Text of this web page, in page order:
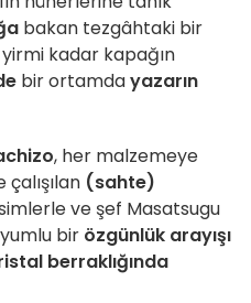
bakan tezgâhtaki bir
kadar kapağın
bir ortamdayazarın
, her malzemeye
(sahte)
ve şef Masatsugu
bir özgünlük arayışı
berraklığında